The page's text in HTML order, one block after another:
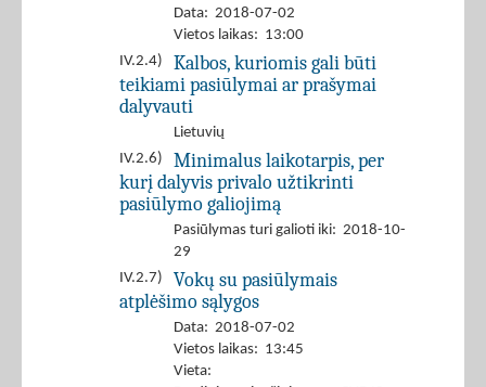
Data: 2018-07-02
Vietos laikas: 13:00
IV.2.4)
Kalbos, kuriomis gali būti
teikiami pasiūlymai ar prašymai
dalyvauti
Lietuvių
IV.2.6)
Minimalus laikotarpis, per
kurį dalyvis privalo užtikrinti
pasiūlymo galiojimą
Pasiūlymas turi galioti iki: 2018-10-
29
IV.2.7)
Vokų su pasiūlymais
atplėšimo sąlygos
Data: 2018-07-02
Vietos laikas: 13:45
Vieta: